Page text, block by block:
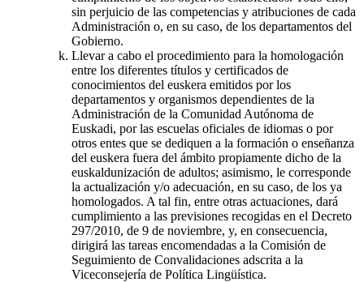
sin perjuicio de las competencias y atribuciones de cada
Administración o, en su caso, de los departamentos del
Gobierno.
Llevar a cabo el procedimiento para la homologación
entre los diferentes títulos y certificados de
conocimientos del euskera emitidos por los
departamentos y organismos dependientes de la
Administración de la Comunidad Autónoma de
Euskadi, por las escuelas oficiales de idiomas o por
otros entes que se dediquen a la formación o enseñanza
del euskera fuera del ámbito propiamente dicho de la
euskaldunización de adultos; asimismo, le corresponde
la actualización y/o adecuación, en su caso, de los ya
homologados. A tal fin, entre otras actuaciones, dará
cumplimiento a las previsiones recogidas en el Decreto
297/2010, de 9 de noviembre, y, en consecuencia,
dirigirá las tareas encomendadas a la Comisión de
Seguimiento de Convalidaciones adscrita a la
Viceconsejería de Política Lingüística.